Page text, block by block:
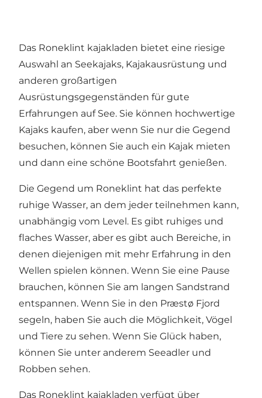
Das Roneklint kajakladen bietet eine riesige
Auswahl an Seekajaks, Kajakausrüstung und
anderen großartigen
Ausrüstungsgegenständen für gute
Erfahrungen auf See. Sie können hochwertige
Kajaks kaufen, aber wenn Sie nur die Gegend
besuchen, können Sie auch ein Kajak mieten
und dann eine schöne Bootsfahrt genießen.
Die Gegend um Roneklint hat das perfekte
ruhige Wasser, an dem jeder teilnehmen kann,
unabhängig vom Level. Es gibt ruhiges und
flaches Wasser, aber es gibt auch Bereiche, in
denen diejenigen mit mehr Erfahrung in den
Wellen spielen können. Wenn Sie eine Pause
brauchen, können Sie am langen Sandstrand
entspannen. Wenn Sie in den Præstø Fjord
segeln, haben Sie auch die Möglichkeit, Vögel
und Tiere zu sehen. Wenn Sie Glück haben,
können Sie unter anderem Seeadler und
Robben sehen.
Das Roneklint kajakladen verfügt über